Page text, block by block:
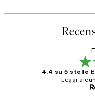
4.4 su 5 stelle
Leggi